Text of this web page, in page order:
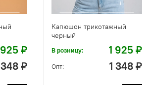
₽
348 ₽
Капюшон трикотажный
черный
В розницу: 1 925 ₽
Опт: 1 348 ₽